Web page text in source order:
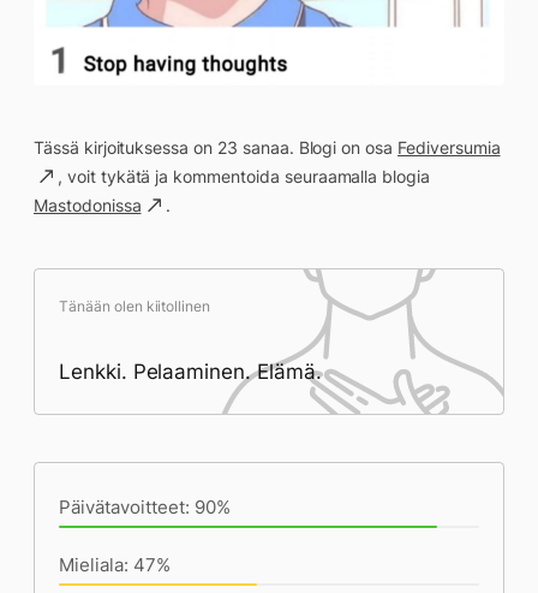
Tässä kirjoituksessa on 23 sanaa. Blogi on osa Fediversumia
, voit tykätä ja kommentoida seuraamalla blogia
Mastodonissa
.
Tänään olen kiitollinen
Lenkki. Pelaaminen. Elämä.
Päivätavoitteet: 90%
Mieliala: 47%